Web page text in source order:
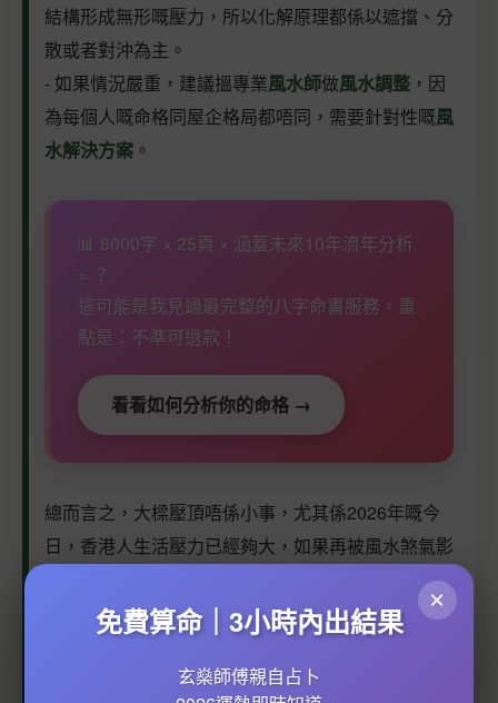
結構形成無形嘅壓力，所以化解原理都係以遮擋、分
散或者對沖為主。
- 如果情況嚴重，建議搵專業風水師做風水調整 ，因
為每個人嘅命格同屋企格局都唔同，需要針對性嘅風
水解決方案 。
📊 8000字 × 25頁 × 涵蓋未來10年流年分析
= ？
這可能是我見過最完整的八字命書服務。重
點是：不準可退款！
看看如何分析你的命格 →
總而言之，大樑壓頂唔係小事，尤其係2026年嘅今
日，香港人生活壓力已經夠大，如果再被風水煞氣影
響，真係雪上加霜。所以，如果你發現屋企有大樑壓
頂嘅情況，千祈唔好掉以輕心，盡快用適當嘅方法化
解，等運勢可以順暢流動！
×
免費算命｜3小時內出結果
玄燊師傅親自占卜